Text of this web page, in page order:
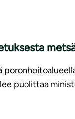
puolittaa